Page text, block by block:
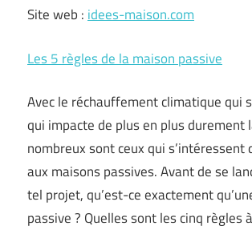
Site web : idees-maison.com
Les 5 règles de la maison passive
Avec le réchauffement climatique qui
qui impacte de plus en plus durement
nombreux sont ceux qui s’intéressent
aux maisons passives. Avant de se
tel projet, qu’est-ce exactement
passive ? Quelles sont les cinq règles